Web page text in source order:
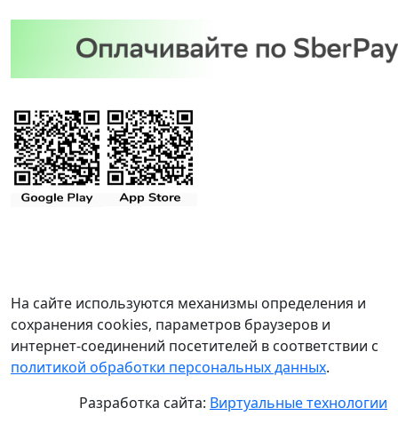
На сайте используются механизмы определения и
сохранения cookies, параметров браузеров и
интернет-соединений посетителей в соответствии с
политикой обработки персональных данных.
Разработка сайта: Виртуальные технологии